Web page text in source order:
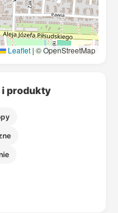
Leaflet | © OpenStreetMap
i produkty